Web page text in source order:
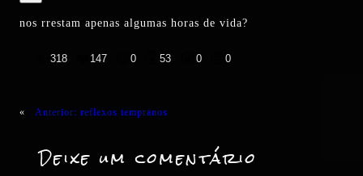
nos rrestam apenas algumas horas de vida?
318 147 0 53 0 0
« Anterior: reflexos tempranos
Deixe um comentário